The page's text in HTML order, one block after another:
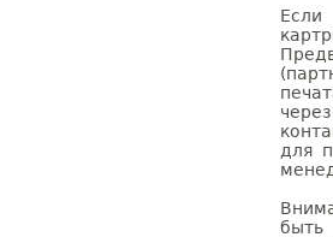
для
быть